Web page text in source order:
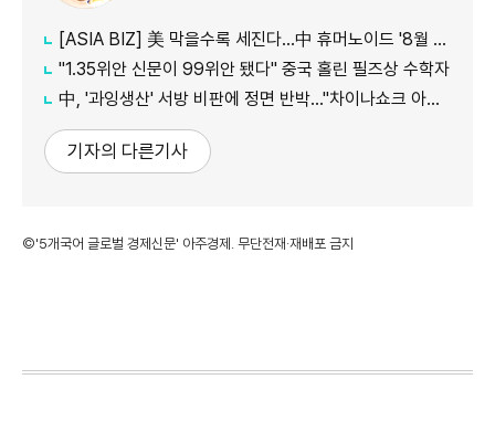
[ASIA BIZ] 美 막을수록 세진다…中 휴머노이드 '8월 대공세'
"1.35위안 신문이 99위안 됐다" 중국 홀린 필즈상 수학자
中, '과잉생산' 서방 비판에 정면 반박…"차이나쇼크 아닌 기회"
기자의 다른기사
©'5개국어 글로벌 경제신문' 아주경제. 무단전재·재배포 금지